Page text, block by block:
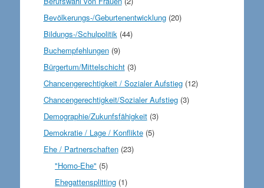
Bevölkerungs-/Geburtenentwicklung(20)
Bildungs-/Schulpolitik(44)
Buchempfehlungen(9)
Bürgertum/Mittelschicht(3)
Chancengerechtigkeit / Sozialer Aufstieg(12)
Chancengerechtigkeit/Sozialer Aufstieg(3)
Demographie/Zukunfsfähigkeit(3)
Demokratie / Lage / Konflikte(5)
Ehe / Partnerschaften(23)
"Homo-Ehe" (5)
Ehegattensplitting (1)